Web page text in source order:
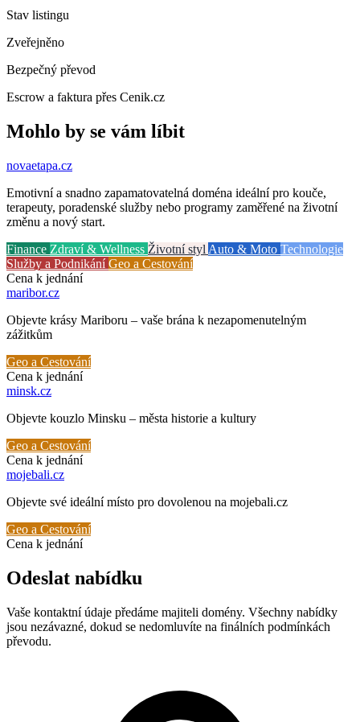
Stav listingu
Zveřejněno
Bezpečný převod
Escrow a faktura přes Cenik.cz
Mohlo by se vám líbit
novaetapa.cz
Emotivní a snadno zapamatovatelná doména ideální pro kouče,
terapeuty, poradenské služby nebo programy zaměřené na životní
změnu a nový start.
Finance Zdraví & Wellness Životní styl Auto & Moto Technologie
Služby a PodnikáníGeo a Cestování
Cena k jednání
maribor.cz
Objevte krásy Mariboru – vaše brána k nezapomenutelným
zážitkům
Geo a Cestování
Cena k jednání
minsk.cz
Objevte kouzlo Minsku – města historie a kultury
Geo a Cestování
Cena k jednání
mojebali.cz
Objevte své ideální místo pro dovolenou na mojebali.cz
Geo a Cestování
Cena k jednání
Odeslat nabídku
Vaše kontaktní údaje předáme majiteli domény. Všechny nabídky
jsou nezávazné, dokud se nedomluvíte na finálních podmínkách
převodu.